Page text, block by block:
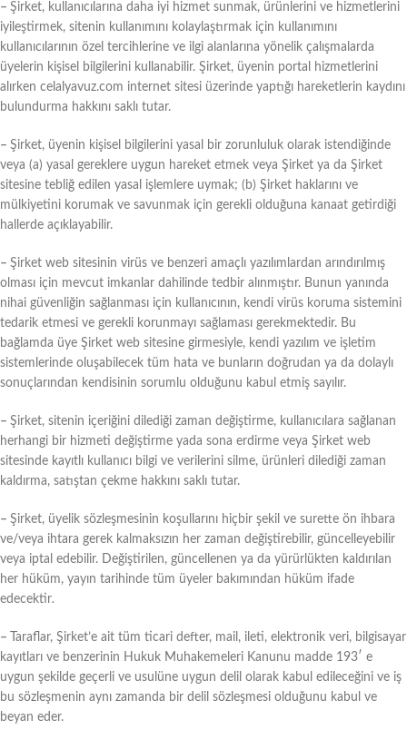
– Şirket, kullanıcılarına daha iyi hizmet sunmak, ürünlerini ve hizmetlerini
iyileştirmek, sitenin kullanımını kolaylaştırmak için kullanımını
kullanıcılarının özel tercihlerine ve ilgi alanlarına yönelik çalışmalarda
üyelerin kişisel bilgilerini kullanabilir. Şirket, üyenin portal hizmetlerini
alırken celalyavuz.com internet sitesi üzerinde yaptığı hareketlerin kaydını
bulundurma hakkını saklı tutar.
– Şirket, üyenin kişisel bilgilerini yasal bir zorunluluk olarak istendiğinde
veya (a) yasal gereklere uygun hareket etmek veya Şirket ya da Şirket
sitesine tebliğ edilen yasal işlemlere uymak; (b) Şirket haklarını ve
mülkiyetini korumak ve savunmak için gerekli olduğuna kanaat getirdiği
hallerde açıklayabilir.
– Şirket web sitesinin virüs ve benzeri amaçlı yazılımlardan arındırılmış
olması için mevcut imkanlar dahilinde tedbir alınmıştır. Bunun yanında
nihai güvenliğin sağlanması için kullanıcının, kendi virüs koruma sistemini
tedarik etmesi ve gerekli korunmayı sağlaması gerekmektedir. Bu
bağlamda üye Şirket web sitesine girmesiyle, kendi yazılım ve işletim
sistemlerinde oluşabilecek tüm hata ve bunların doğrudan ya da dolaylı
sonuçlarından kendisinin sorumlu olduğunu kabul etmiş sayılır.
– Şirket, sitenin içeriğini dilediği zaman değiştirme, kullanıcılara sağlanan
herhangi bir hizmeti değiştirme yada sona erdirme veya Şirket web
sitesinde kayıtlı kullanıcı bilgi ve verilerini silme, ürünleri dilediği zaman
kaldırma, satıştan çekme hakkını saklı tutar.
– Şirket, üyelik sözleşmesinin koşullarını hiçbir şekil ve surette ön ihbara
ve/veya ihtara gerek kalmaksızın her zaman değiştirebilir, güncelleyebilir
veya iptal edebilir. Değiştirilen, güncellenen ya da yürürlükten kaldırılan
her hüküm, yayın tarihinde tüm üyeler bakımından hüküm ifade
edecektir.
–
Taraflar, Şirket’e ait tüm ticari defter, mail, ileti, elektronik veri, bilgisayar
kayıtları ve benzerinin Hukuk Muhakemeleri Kanunu madde 193′ e
uygun şekilde geçerli ve usulüne uygun delil olarak kabul edileceğini ve iş
bu sözleşmenin aynı zamanda bir delil sözleşmesi olduğunu kabul ve
beyan eder.